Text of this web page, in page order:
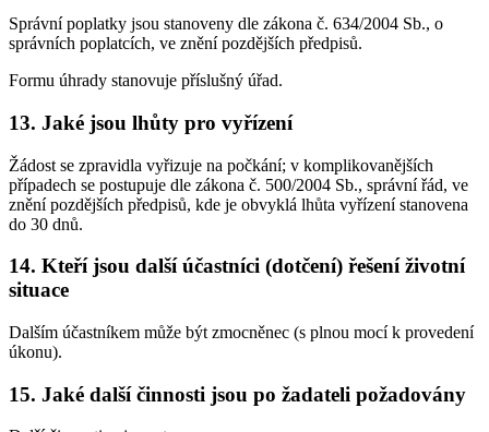
Správní poplatky jsou stanoveny dle zákona č. 634/2004 Sb., o
správních poplatcích, ve znění pozdějších předpisů.
Formu úhrady stanovuje příslušný úřad.
13. Jaké jsou lhůty pro vyřízení
Žádost se zpravidla vyřizuje na počkání; v komplikovanějších
případech se postupuje dle zákona č. 500/2004 Sb., správní řád, ve
znění pozdějších předpisů, kde je obvyklá lhůta vyřízení stanovena
do 30 dnů.
14. Kteří jsou další účastníci (dotčení) řešení životní
situace
Dalším účastníkem může být zmocněnec (s plnou mocí k provedení
úkonu).
15. Jaké další činnosti jsou po žadateli požadovány